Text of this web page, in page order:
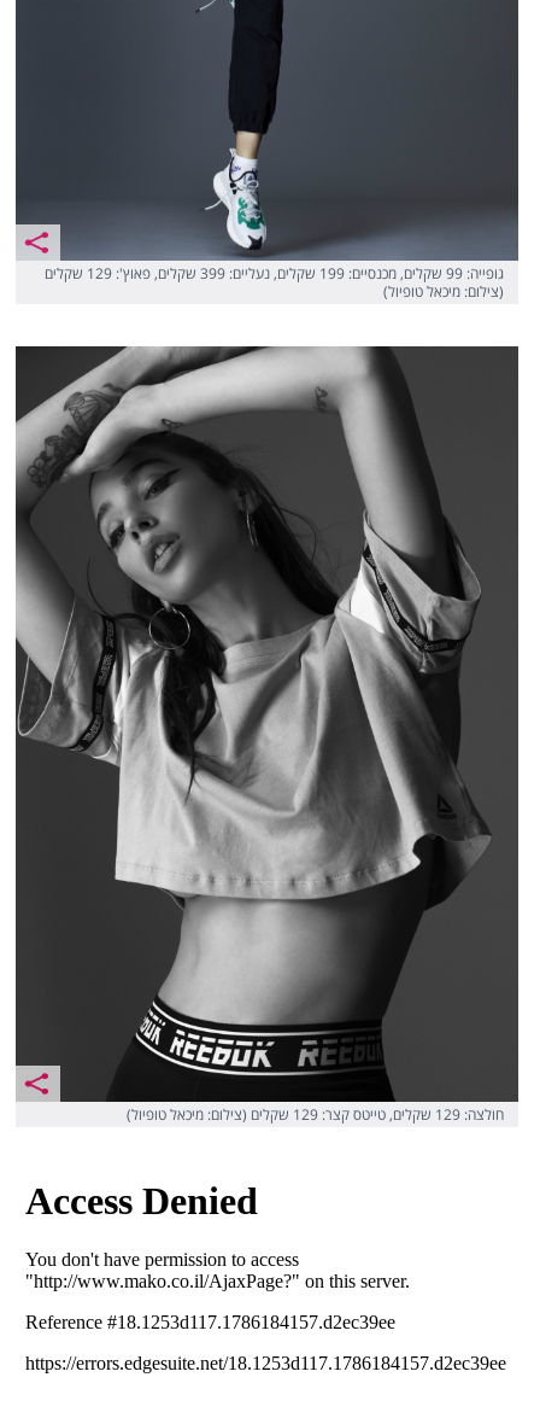
גופייה: 99 שקלים, מכנסיים: 199 שקלים, נעליים: 399 שקלים, פאוץ': 129 שקלים
(צילום: מיכאל טופיול)
חולצה: 129 שקלים, טייטס קצר: 129 שקלים (צילום: מיכאל טופיול)